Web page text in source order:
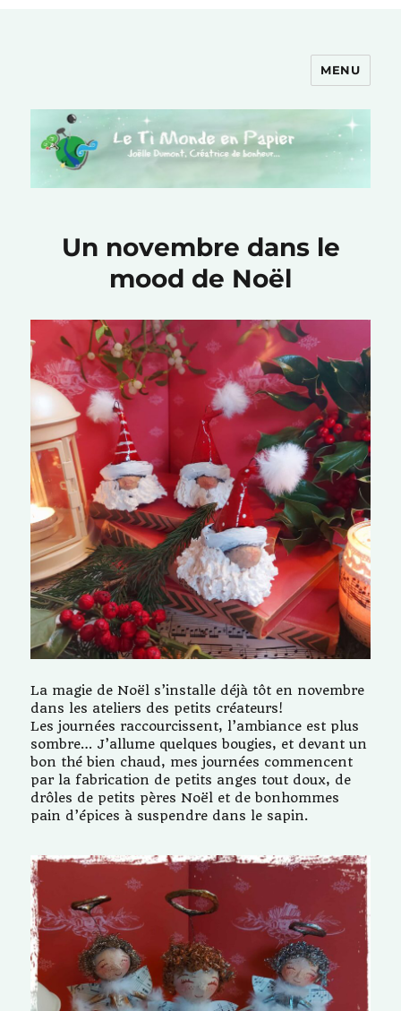
MENU
Un novembre dans le
mood de Noël
La magie de Noël s’installe déjà tôt en novembre
dans les ateliers des petits créateurs!
Les journées raccourcissent, l’ambiance est plus
sombre… J’allume quelques bougies, et devant un
bon thé bien chaud, mes journées commencent
par la fabrication de petits anges tout doux, de
drôles de petits pères Noël et de bonhommes
pain d’épices à suspendre dans le sapin.